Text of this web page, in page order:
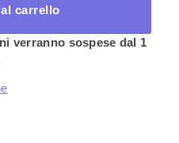
carrello
verranno sospese dal 1